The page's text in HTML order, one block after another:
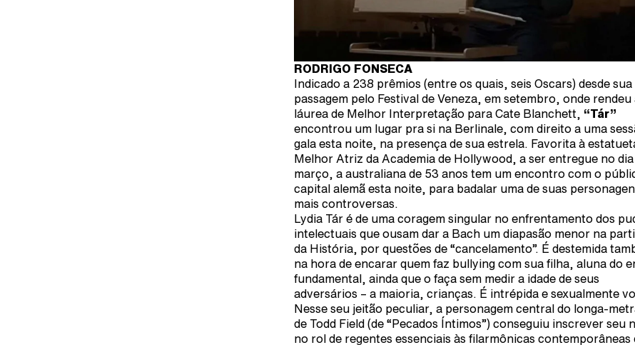
RODRIGO FONSECA
Indicado a 238 prêmios (entre os quais, seis Oscars) desde sua
passagem pelo Festival de Veneza, em setembro, onde rendeu
láurea de Melhor Interpretação para Cate Blanchett, “Tár”
encontrou um lugar pra si na Berlinale, com direito a uma
gala esta noite, na presença de sua estrela. Favorita à
Melhor Atriz da Academia de Hollywood, a ser entregue no dia
março, a australiana de 53 anos tem um encontro com o
capital alemã esta noite, para badalar uma de suas
mais controversas.
Lydia Tár é de uma coragem singular no enfrentamento dos
intelectuais que ousam dar a Bach um diapasão menor na
da História, por questões de “cancelamento”. É destemida
na hora de encarar quem faz bullying com sua filha, aluna do
fundamental, ainda que o faça sem medir a idade de seus
adversários – a maioria, crianças. É intrépida e sexualmente
Nesse seu jeitão peculiar, a personagem central do longa-
de Todd Field (de “Pecados Íntimos”) conseguiu inscrever seu
no rol de regentes essenciais às filarmônicas contemporâneas